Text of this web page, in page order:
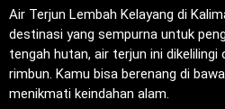
Air Terjun Lembah Kelayang di
destinasi yang sempurna untuk
tengah hutan, air terjun ini dikelilingi
rimbun. Kamu bisa berenang di
menikmati keindahan alam.